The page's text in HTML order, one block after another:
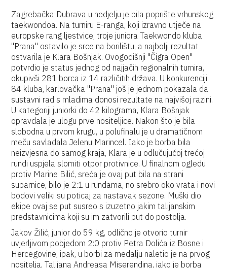
Zagrebačka Dubrava u nedjelju je bila poprište vrhunskog
taekwondoa. Na turniru E-ranga, koji izravno utječe na
europske rang ljestvice, troje juniora Taekwondo kluba
"Prana" ostavilo je srce na borilištu, a najbolji rezultat
ostvarila je Klara Bošnjak. Ovogodišnji "Čigra Open"
potvrdio je status jednog od najjačih regionalnih turnira,
okupivši 281 borca iz 14 različitih država. U konkurenciji
84 kluba, karlovačka "Prana" još je jednom pokazala da
sustavni rad s mladima donosi rezultate na najvišoj razini.
U kategoriji juniorki do 42 kilograma, Klara Bošnjak
opravdala je ulogu prve nositeljice. Nakon što je bila
slobodna u prvom krugu, u polufinalu je u dramatičnom
meču savladala Jelenu Marincel. Iako je borba bila
neizvjesna do samog kraja, Klara je u odlučujućoj trećoj
rundi uspjela slomiti otpor protivnice. U finalnom ogledu
protiv Marine Bilić, sreća je ovaj put bila na strani
suparnice, bilo je 2:1 u rundama, no srebro oko vrata i novi
bodovi veliki su poticaj za nastavak sezone. Muški dio
ekipe ovaj se put susreo s izuzetno jakim talijanskim
predstavnicima koji su im zatvorili put do postolja.
Jakov Žilić, junior do 59 kg, odlično je otvorio turnir
uvjerljivom pobjedom 2:0 protiv Petra Dolića iz Bosne i
Hercegovine, ipak, u borbi za medalju naletio je na prvog
nositelja, Talijana Andreasa Miserendina, iako je borba